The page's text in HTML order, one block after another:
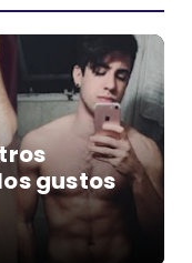
gustos